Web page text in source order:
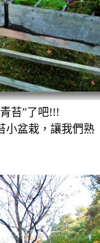
苔”了吧!!!
小盆栽，讓我們熟